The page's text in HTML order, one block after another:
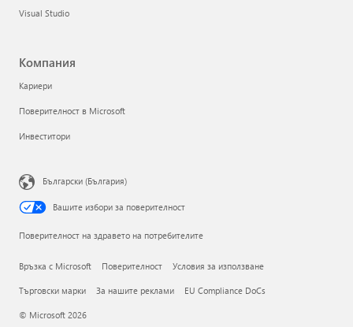
Visual Studio
Компания
Кариери
Поверителност в Microsoft
Инвеститори
Български (България)
Вашите избори за поверителност
Поверителност на здравето на потребителите
Връзка с Microsoft Поверителност Условия за използване
Търговски марки За нашите реклами EU Compliance DoCs
© Microsoft 2026